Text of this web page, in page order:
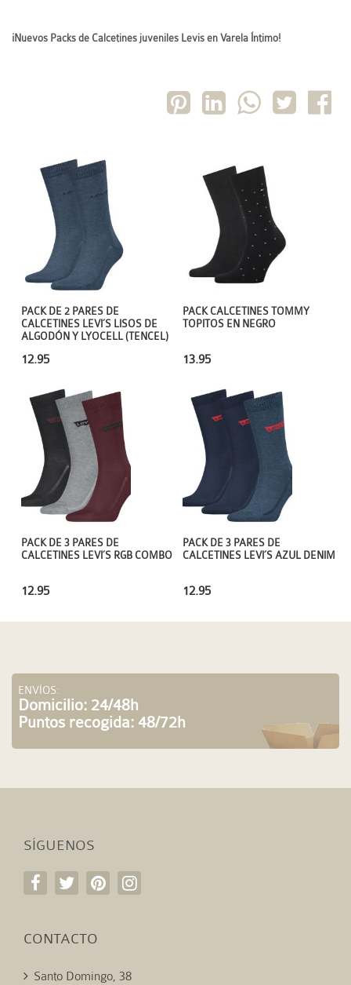
¡Nuevos Packs de Calcetines juveniles Levis en Varela Íntimo!
PACK CALCETINES TOMMY
TOPITOS EN NEGRO
13.95
PACK DE 2 PARES DE
CALCETINES LEVI´S LISOS DE
ALGODÓN Y LYOCELL (TENCEL)
12.95
PACK DE 3 PARES DE
CALCETINES LEVI´S AZUL DENIM
12.95
PACK DE 3 PARES DE
CALCETINES LEVI´S RGB COMBO
12.95
ENVÍOS:
Domicilio: 24/48h
Puntos recogida: 48/72h
SÍGUENOS
CONTACTO
Santo Domingo, 38